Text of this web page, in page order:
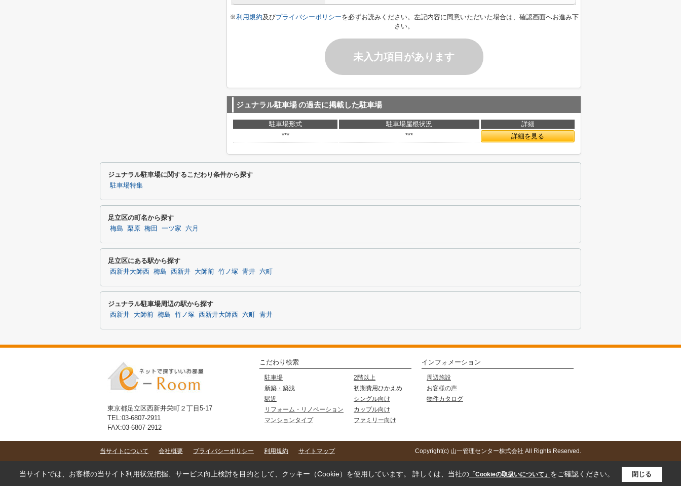
※利用規約及びプライバシーポリシーを必ずお読みください。左記内容に同意いただいた場合は、確認画面へお進み下
さい。
未入力項目があります
ジュナラル駐車場の過去に掲載した駐車場
駐車場形式 駐車場屋根状況
詳細
***
*** 詳細を見る
ジュナラル駐車場に関するこだわり条件から探す
駐車場特集
足立区の町名から探す
梅島 栗原 梅田 一ツ家 六月
足立区にある駅から探す
西新井大師西 梅島 西新井 大師前 竹ノ塚 青井 六町
ジュナラル駐車場周辺の駅から探す
西新井 大師前 梅島 竹ノ塚 西新井大師西 六町 青井
東京都足立区西新井栄町２丁目5-17
TEL:03-6807-2911
FAX:03-6807-2912
こだわり検索
駐車場
新築・築浅
駅近
リフォーム・リノベーション
マンションタイプ
2階以上
初期費用ひかえめ
シングル向け
カップル向け
ファミリー向け
インフォメーション
周辺施設
お客様の声
物件カタログ
当サイトについて 会社概要 プライバシーポリシー 利用規約 サイトマップ Copyright(c) 山一管理センター株式会社 All Rights Reserved.
当サイトでは、お客様の当サイト利用状況把握、サービス向上検討を目的として、クッキー（Cookie）を使用しています。 詳しくは、当社の「Cookieの取扱いについて」 をご確認ください。 閉じる